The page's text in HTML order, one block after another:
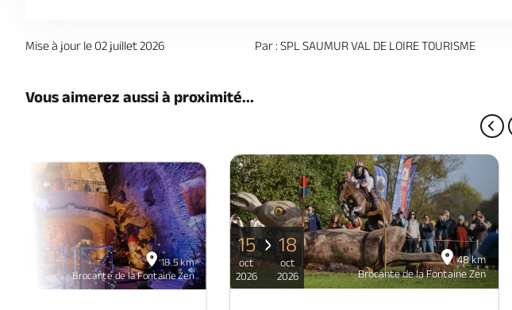
Mise à jour le 02 juillet 2026 Par : SPL SAUMUR VAL DE LOIRE TOURISME
Vous aimerez aussi à proximité...
18.5 km
Brocante de la Fontaine Zen
48 km
Brocante de la Fontaine Zen
15
oct
2026
18
oct
2026